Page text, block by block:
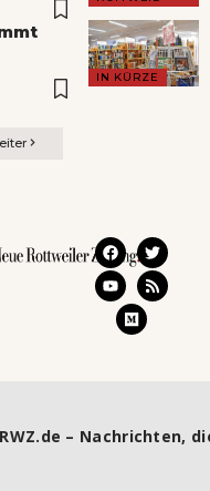
IN KÜRZE
– Nachrichten,